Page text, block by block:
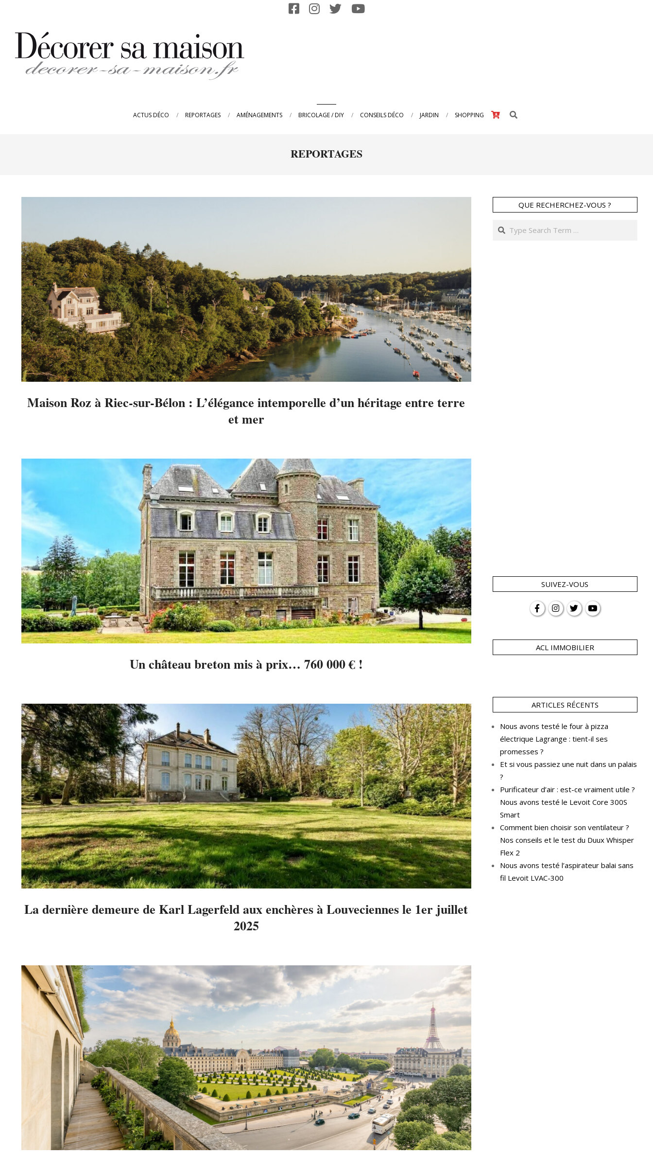
content
ACTUS DÉCO REPORTAGES AMÉNAGEMENTS BRICOLAGE / DIY CONSEILS DÉCO JARDIN SHOPPING Search
REPORTAGES
Maison Roz à Riec-sur-Bélon : L’élégance intemporelle d’un héritage entre terre
et mer
11
Un château breton mis à prix… 760 000 € !
19
La dernière demeure de Karl Lagerfeld aux enchères à Louveciennes le 1er juillet
2025
29
QUE RECHERCHEZ-VOUS ?
Search
SUIVEZ-VOUS
ACL IMMOBILIER
ARTICLES RÉCENTS
Nous avons testé le four à pizza
électrique Lagrange : tient-il ses
promesses ?
Et si vous passiez une nuit dans un palais
?
Purificateur d’air : est-ce vraiment utile ?
Nous avons testé le Levoit Core 300S
Smart
Comment bien choisir son ventilateur ?
Nos conseils et le test du Duux Whisper
Flex 2
Nous avons testé l’aspirateur balai sans
fil Levoit LVAC-300